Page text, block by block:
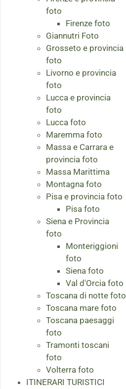
foto
Firenze foto
Giannutri Foto
Grosseto e provincia
foto
Livorno e provincia
foto
Lucca e provincia
foto
Lucca foto
Maremma foto
Massa e Carrara e
provincia foto
Massa Marittima
Montagna foto
Pisa e provincia foto
Pisa foto
Siena e Provincia
foto
Monteriggioni
foto
Siena foto
Val d'Orcia foto
Toscana di notte foto
Toscana mare foto
Toscana paesaggi
foto
Tramonti toscani
foto
Volterra foto
ITINERARI TURISTICI